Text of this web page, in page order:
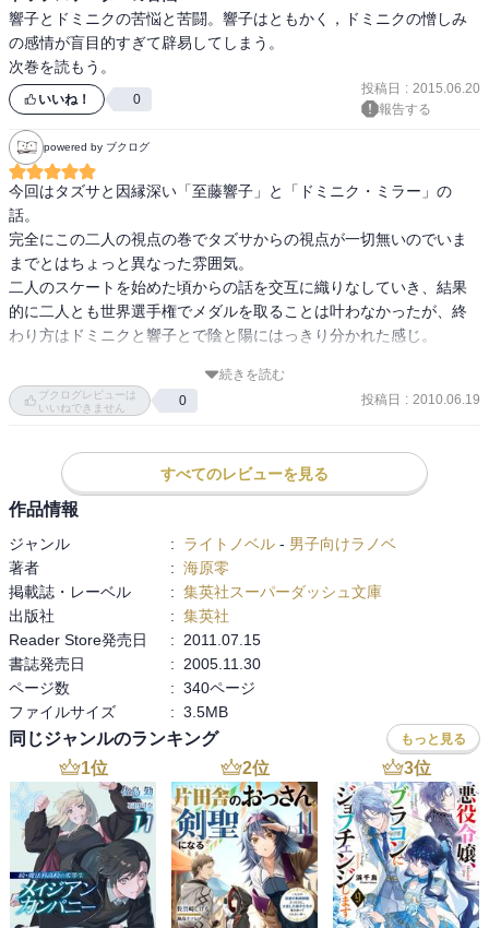
響子とドミニクの苦悩と苦闘。響子はともかく，ドミニクの憎しみ
の感情が盲目的すぎて辟易してしまう。
次巻を読もう。
いいね！ 0
投稿日 : 2015.06.20
報告する
powered by ブクログ
今回はタズサと因縁深い「至藤響子」と「ドミニク・ミラー」の
話。
完全にこの二人の視点の巻でタズサからの視点が一切無いのでいま
までとはちょっと異なった雰囲気。
二人のスケートを始めた頃からの話を交互に織りなしていき、結果
的に二人とも世界選手権でメダルを取ることは叶わなかったが、終
わり方はドミニクと響子とで陰と陽にはっきり分かれた感じ。
前巻で登場したキャンディも一応世界選手権に出ては来ていたが、
前巻最後のタズサとの対決が影響して惨敗。早々に物語から退場ぽ
そして今回のメインだったこの二人は・・・次の舞台のバンクーバ
ー五輪編でタズサを苦しめるような予感がするね。
続きを読む
ブクログレビューは
いいねできません
0 投稿日 : 2010.06.19
すべてのレビューを見る
作品情報
ジャンル : ライトノベル - 男子向けラノベ
著者
: 海原零
掲載誌・レーベル
: 集英社スーパーダッシュ文庫
出版社
: 集英社
Reader Store発売日
:
2011.07.15
書誌発売日
:
2005.11.30
ページ数
: 340ページ
ファイルサイズ
: 3.5MB
同じジャンルのランキング もっと見る
1位 2位 3位